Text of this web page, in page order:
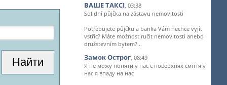
ВАШЕ ТАКСІ, 03:38
Solidní půjčka na zástavu nemovitosti
Potřebujete půjčku a banka Vám nechce vyjít
vstříc? Máte možnost ručit nemovitosti anebo
družstevním bytem?...
Замок Острог, 08:49
Я не можу поняти у нас є поверхнях сміття у
нас я впаду на нас